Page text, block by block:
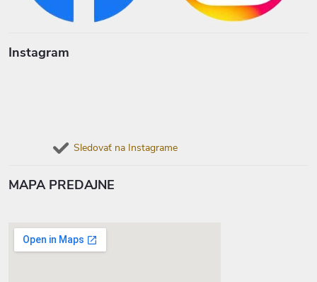
Instagram
Sledovať na Instagrame
MAPA PREDAJNE